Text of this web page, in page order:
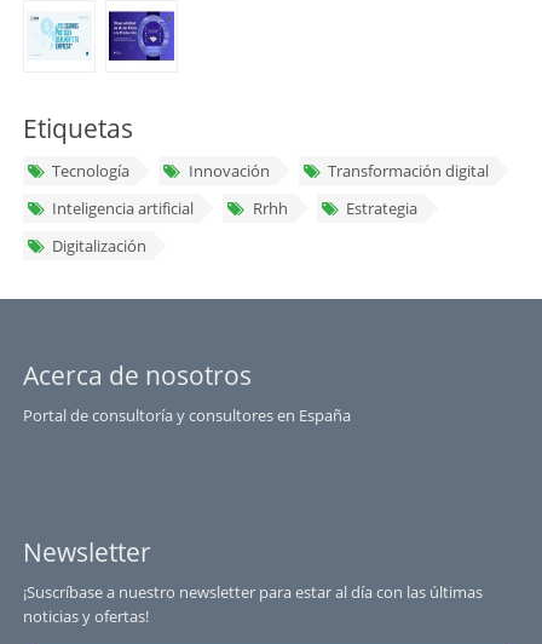
Etiquetas
Tecnología Innovación
Transformación digital
Inteligencia artificial
Rrhh
Estrategia
Digitalización
Acerca de nosotros
Portal de consultoría y consultores en España
Newsletter
¡Suscríbase a nuestro newsletter para estar al día con las últimas
noticias y ofertas!